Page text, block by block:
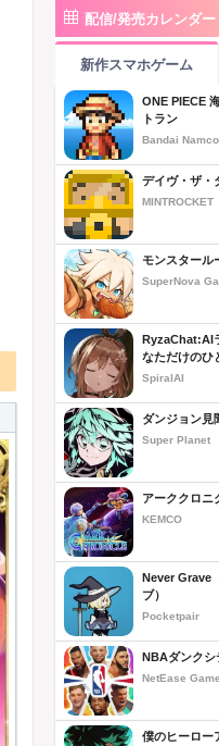
配信/発売カレンダー
新作スマホゲーム
ONE PIECE
トラン
Bandai Namco
デイヴ・ザ・
MINTROCKET
モンスタール
SuperNova
RyzaChat:AI
なただけのひ
SpiralAI
ダンジョン見
Super Planet
アーククロニ
KEMCO
Never Grave
ブ）
Pocketpair
NBAダンクシ
NetEase
僕のヒーロー